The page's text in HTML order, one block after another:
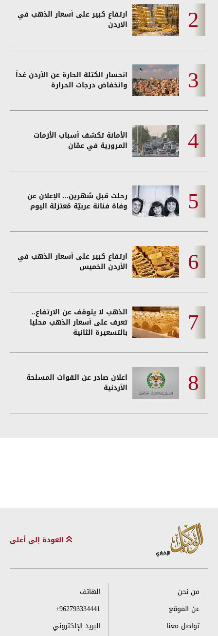
ارتفاع كبير على أسعار الذهب في
الاردن
انحسار الكتلة الحارة عن الأردن غداً
وانخفاض درجات الحرارة
الأمانة تكشف أسباب الأزمات
المرورية في عمّان
رحلت قبل شهرين... الإعلان عن
وفاة فنانة عربيّة مُعتزلة اليوم
ارتفاع كبير على أسعار الذهب في
الأردن الخميس
الذهب لا يتوقف عن الارتفاع..
تعرف على أسعار الذهب محليا
بالتسعيرة الثانية
اعلان صادر عن القوات المسلحة
الأردنية
العودة إلى أعلى
من نحن
عن الموقع
تواصل معنا
الهاتف
+962793334441
البريد الإلكتروني